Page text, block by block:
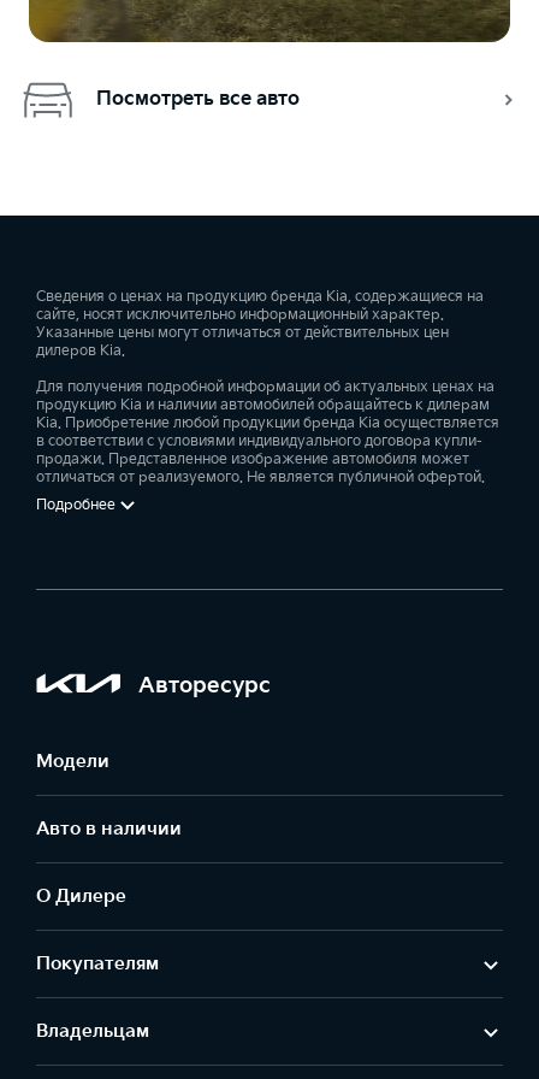
Посмотреть все авто
Сведения о ценах на продукцию бренда Kia, содержащиеся на
сайте, носят исключительно информационный характер.
Указанные цены могут отличаться от действительных цен
дилеров Kia.
Для получения подробной информации об актуальных ценах на
продукцию Kia и наличии автомобилей обращайтесь к дилерам
Kia. Приобретение любой продукции бренда Kia осуществляется
в соответствии с условиями индивидуального договора купли-
продажи. Представленное изображение автомобиля может
отличаться от реализуемого. Не является публичной офертой.
Подробнее
Авторесурс
Модели
Авто в наличии
О Дилере
Покупателям
Владельцам